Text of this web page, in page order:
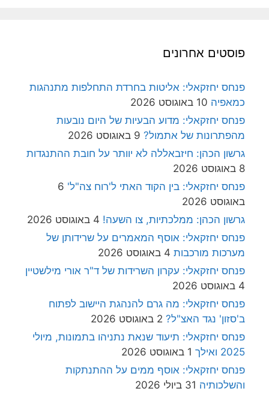
פוסטים אחרונים
פנחס יחזקאלי: אליטות בחרדת התחלפות מתנהגות
כמאפיה 10 באוגוסט 2026
פנחס יחזקאלי: מדוע הבעיות של היום נובעות
מהפתרונות של אתמול? 9 באוגוסט 2026
גרשון הכהן: חיזבאללה לא יוותר על חובת ההתנגדות
8 באוגוסט 2026
פנחס יחזקאלי: בין הקוד האתי ל'רוח צה"ל' 6
באוגוסט 2026
גרשון הכהן: ממלכתיות, צו השעה! 4 באוגוסט 2026
פנחס יחזקאלי: אוסף המאמרים על שרידותן של
מערכות מורכבות 4 באוגוסט 2026
פנחס יחזקאלי: עקרון השרידות של ד"ר אורי מילשטיין
4 באוגוסט 2026
פנחס יחזקאלי: מה גרם להנהגת היישוב לפתוח
ב'סזון' נגד האצ"ל? 2 באוגוסט 2026
פנחס יחזקאלי: תיעוד שנאת נתניהו בתמונות, מיולי
2025 ואילך
1 באוגוסט 2026
פנחס יחזקאלי: אוסף ממים על ההתנתקות
והשלכותיה 31 ביולי 2026